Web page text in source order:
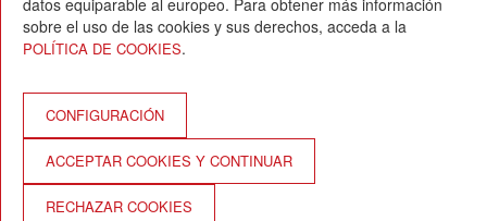
C. Montevideo, 13
08034 Barcelona
Arquitectura y diseño:
www.pixtin.es
Programación
datos equiparable al europeo. Para obtener más información
sobre el uso de las cookies y sus derechos, acceda a la
POLÍTICA DE COOKIES.
CONFIGURACIÓN
ACCEPTAR COOKIES Y CONTINUAR
RECHAZAR COOKIES